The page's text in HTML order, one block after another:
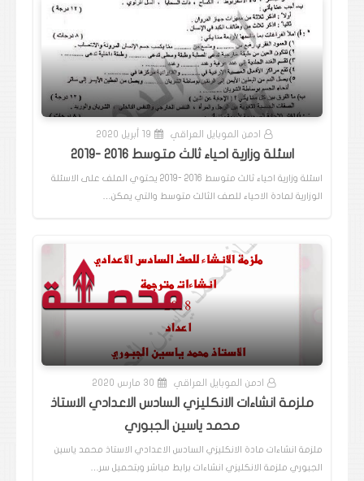
ادمن الموبايل العراقي 19 أبريل 2020
اسئلة وزارية احياء ثالث متوسط 2016 -2019
اسئلة وزارية احياء ثالث متوسط 2016 -2019 يحتوي الملف على الاسئلة
الوزارية لمادة الاحياء للصف الثالث متوسط والتي يمكن…
ادمن الموبايل العراقي 30 مارس 2020
ملزمة انشاءات الانكليزي السادس الاعدادي الاستاذ
محمد ياسين الجبوري
ملزمة انشاءات مادة الانكليزي السادس الاعدادي الاستاذ محمد ياسين
الجبوري ملزمة الانكليزي انشاءات برابط مباشر وبتحميل سر…